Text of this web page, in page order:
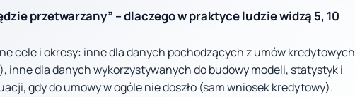
przetwarzany” – dlaczego w praktyce ludzie widzą 5, 10
cele i okresy: inne dla danych pochodzących z umów kredytowych
inne dla danych wykorzystywanych do budowy modeli, statystyk i
gdy do umowy w ogóle nie doszło (sam wniosek kredytowy).